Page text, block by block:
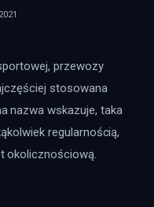
przewozy
stosowana
nazwa wskazuje, taka
regularnością,
okolicznościową.